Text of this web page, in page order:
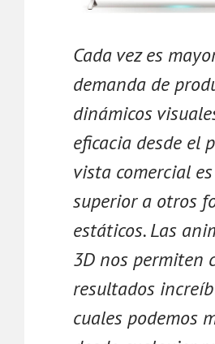
Cada vez es
demanda de
dinámicos
eficacia desde el
vista comercial
superior a otros
estáticos. Las
3D nos permiten
resultados
cuales podemos